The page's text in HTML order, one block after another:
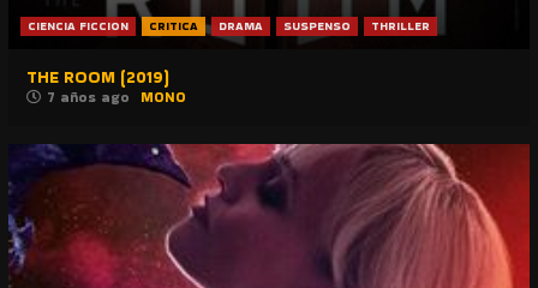
CIENCIA FICCION CRITICA DRAMA SUSPENSO THRILLER
THE ROOM (2019)
7 años ago MONO